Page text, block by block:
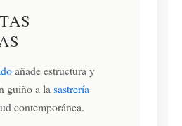
añade estructura y
guiño a lasastrería
contemporánea.